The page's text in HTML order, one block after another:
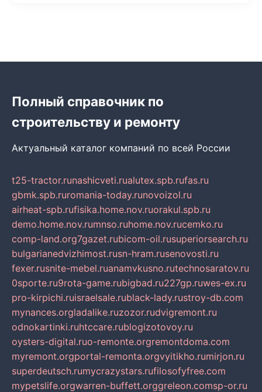
Полный справочник по
строительству и ремонту
Актуальный каталог компаний по всей России
t25-tractor.runashicveti.rualutex.spb.rufas.ru
gbmk.spb.ruromania-today.runovoizol.ru
airheat-spb.rufisika.home.nov.ruorakul.spb.ru
demo.home.nov.rumnso.ruhome.nov.rucemko.ru
comp-land.org7gazet.rubicom-oil.rusuperiorsearch.ru
bulgarianedvizhimost.rusn-hram.rusenovosti.ru
fexer.rusnite-mebel.ruanamvkusno.rutechnosaratov.ru
0sporte.ru9rota-game.rubigbad.ru227gp.ruwes-ex.ru
pro-kirpichi.ruisraelsale.rublack-lady.rustroy-db.com
mynances.orgladalike.ruzozor.rudvigremont.ru
odnokartinki.ruhtccare.rublogizotovoy.ru
oysters-digital.ruo-remonte.orgremontdoma.com
myremont.orgportal-remonta.orgvyitikho.rumirjon.ru
superdeutsch.rumycrazystars.rufilosofyfree.com
mypetslife.orgwarren-buffett.orggreleon.comsp-or.ru